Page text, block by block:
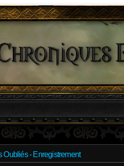
- Enregistrement